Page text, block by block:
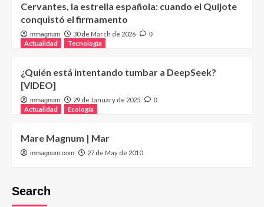
Cervantes, la estrella española: cuando el Quijote
conquistó el firmamento
mmagnum 30 de March de 2026 0
Actualidad Tecnología
¿Quién está intentando tumbar a DeepSeek?
[VIDEO]
mmagnum 29 de January de 2025 0
Actualidad Ecología
Mare Magnum | Mar
mmagnum.com 27 de May de 2010
Search